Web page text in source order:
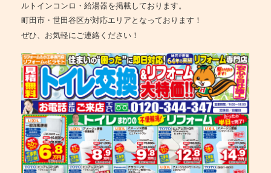
ルトインコンロ・給湯器を掲載しております。
町田市・世田谷区が対応エリアとなっております！
ぜひ、お気軽にご連絡ください！